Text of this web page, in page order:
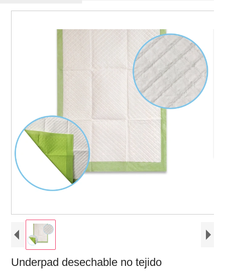
Underpad desechable no tejido